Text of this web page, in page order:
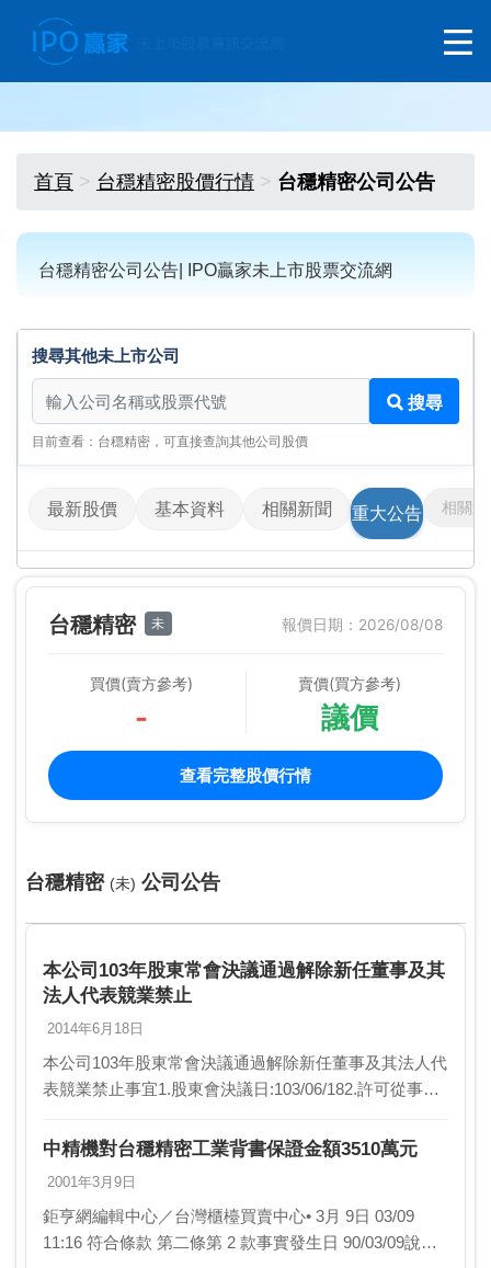
首頁 台穩精密股價行情 台穩精密公司公告
台穩精密公司公告| IPO贏家未上市股票交流網
搜尋其他未上市公司
搜尋其他未上市公司
搜尋
目前查看：台穩精密，可直接查詢其他公司股價
最新股價 基本資料 相關新聞 重大公告 相關影
台穩精密 未 報價日期：2026/08/08
買價(賣方參考)
-
賣價(買方參考)
議價
查看完整股價行情
台穩精密 (未) 公司公告
本公司103年股東常會決議通過解除新任董事及其
法人代表競業禁止
2014年6月18日
本公司103年股東常會決議通過解除新任董事及其法人代
表競業禁止事宜1.股東會決議日:103/06/182.許可從事競
行為之項目:董事為自己或他人為…
中精機對台穩精密工業背書保證金額3510萬元
2001年3月9日
鉅亨網編輯中心／台灣櫃檯買賣中心• 3月 9日 03/09
11:16 符合條款 第二條第 2 款事實發生日 90/03/09說